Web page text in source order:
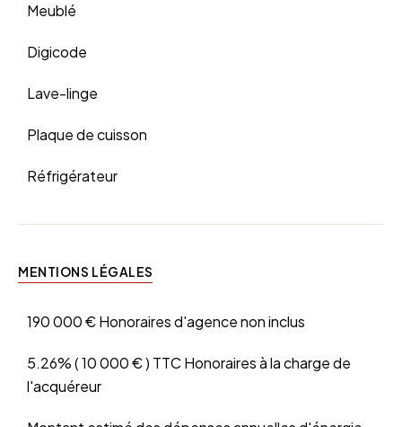
Meublé
Digicode
Lave-linge
Plaque de cuisson
Réfrigérateur
MENTIONS LÉGALES
190 000 € Honoraires d'agence non inclus
5.26% ( 10 000 € ) TTC Honoraires à la charge de
l'acquéreur